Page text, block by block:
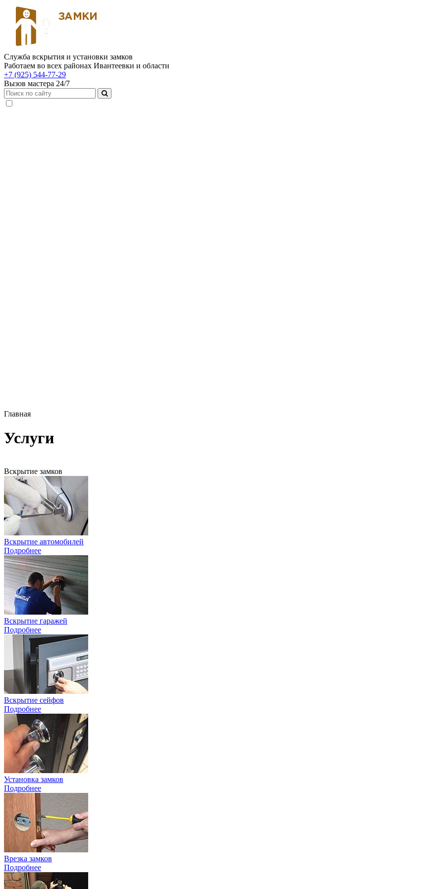
Служба вскрытия и установки замков
Работаем во всех районах Ивантеевки и области
+7 (925) 544-77-29
Вызов мастера 24/7
Главная
Услуги
Вскрытие замков
Вскрытие автомобилей
Подробнее
Вскрытие гаражей
Подробнее
Вскрытие сейфов
Подробнее
Установка замков
Подробнее
Врезка замков
Подробнее